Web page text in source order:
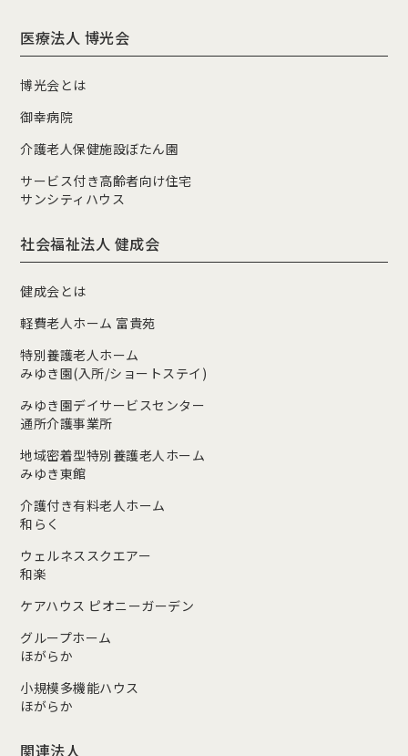
医療法人 博光会
博光会とは
御幸病院
介護老人保健施設ぼたん園
サービス付き高齢者向け住宅
サンシティハウス
社会福祉法人 健成会
健成会とは
軽費老人ホーム 富貴苑
特別養護老人ホーム
みゆき園(入所/ショートステイ)
みゆき園デイサービスセンター
通所介護事業所
地域密着型特別養護老人ホーム
みゆき東館
介護付き有料老人ホーム
和らく
ウェルネススクエアー
和楽
ケアハウス ピオニーガーデン
グループホーム
ほがらか
小規模多機能ハウス
ほがらか
関連法人